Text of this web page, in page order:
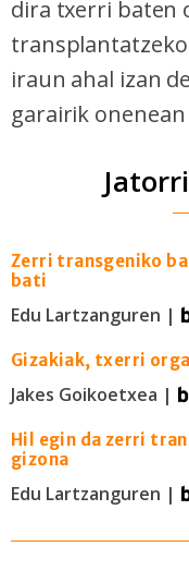
dira txerri baten
iraun ahal izan
garairik
Zerri transgeniko
bati
Edu Lartzanguren |
Gizakiak, txerri
Jakes Goikoetxea |
Hil egin da zerri
gizona
Edu Lartzanguren |